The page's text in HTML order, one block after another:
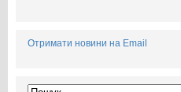
Отримати новини на Email